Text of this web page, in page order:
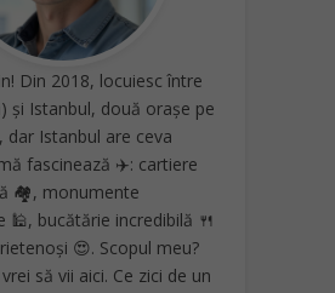
Din 2018, locuiesc între
și Istanbul, două orașe pe
dar Istanbul are ceva
fascinează ✈️: cartiere
🏘️, monumente
🕌, bucătărie incredibilă 🍴
😍. Scopul meu?
să vii aici. Ce zici de un